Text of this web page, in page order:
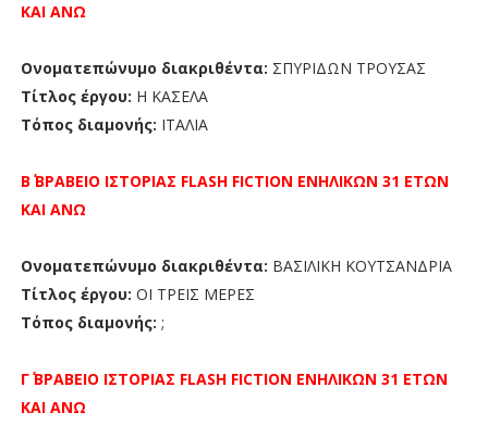
ΚΑΙ ΑΝΩ
Ονοματεπώνυμο διακριθέντα: ΣΠΥΡΙΔΩΝ ΤΡΟΥΣΑΣ
Τίτλος έργου: Η ΚΑΣΕΛΑ
Τόπος διαμονής: ΙΤΑΛΙΑ
Β΄ ΒΡΑΒΕΙΟ ΙΣΤΟΡΙΑΣ FLASH FICTION ΕΝΗΛΙΚΩΝ 31 ΕΤΩΝ
ΚΑΙ ΑΝΩ
Ονοματεπώνυμο διακριθέντα: ΒΑΣΙΛΙΚΗ ΚΟΥΤΣΑΝΔΡΙΑ
Τίτλος έργου: ΟΙ ΤΡΕΙΣ ΜΕΡΕΣ
Τόπος διαμονής: ;
Γ΄ ΒΡΑΒΕΙΟ ΙΣΤΟΡΙΑΣ FLASH FICTION ΕΝΗΛΙΚΩΝ 31 ΕΤΩΝ
ΚΑΙ ΑΝΩ